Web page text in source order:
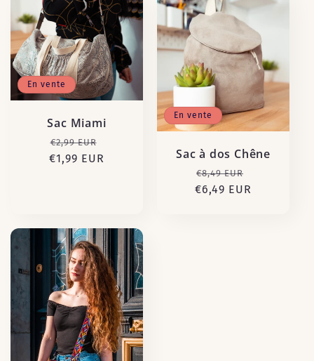
e
c
t
:
En vente
Sac Miami
Prix
habituel
€2,99 EUR
promotionnel
€1,99 EUR
En vente
Sac à dos Chêne
Prix
habituel
€8,49 EUR
€6,49 EUR